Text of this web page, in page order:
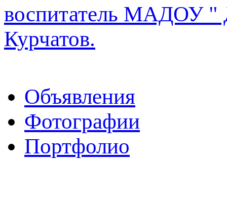
воспитатель МАДОУ "
Курчатов.
Объявления
Фотографии
Портфолио